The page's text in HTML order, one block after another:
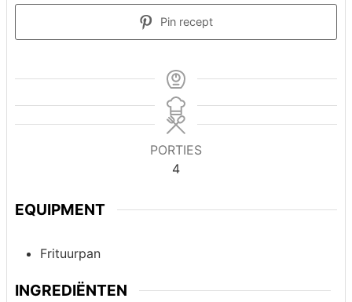
Pin recept
PORTIES
4
EQUIPMENT
Frituurpan
INGREDIËNTEN